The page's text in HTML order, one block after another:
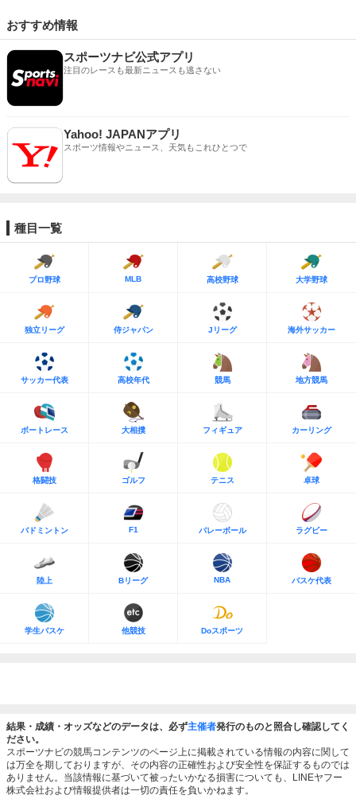
おすすめ情報
スポーツナビ公式アプリ
注目のレースも最新ニュースも逃さない
Yahoo! JAPANアプリ
スポーツ情報やニュース、天気もこれひとつで
種目一覧
プロ野球 MLB 高校野球 大学野球
独立リーグ 侍ジャパン Jリーグ 海外サッカー
サッカー代表 高校年代 競馬 地方競馬
ボートレース 大相撲 フィギュア カーリング
格闘技 ゴルフ テニス 卓球
バドミントン F1 バレーボール ラグビー
陸上 Bリーグ NBA バスケ代表
学生バスケ 他競技 Doスポーツ
結果・成績・オッズなどのデータは、必ず主催者発行のものと照合し確認してく
ださい。
スポーツナビの競馬コンテンツのページ上に掲載されている情報の内容に関して
は万全を期しておりますが、その内容の正確性および安全性を保証するものでは
ありません。当該情報に基づいて被ったいかなる損害についても、LINEヤフー
株式会社および情報提供者は一切の責任を負いかねます。